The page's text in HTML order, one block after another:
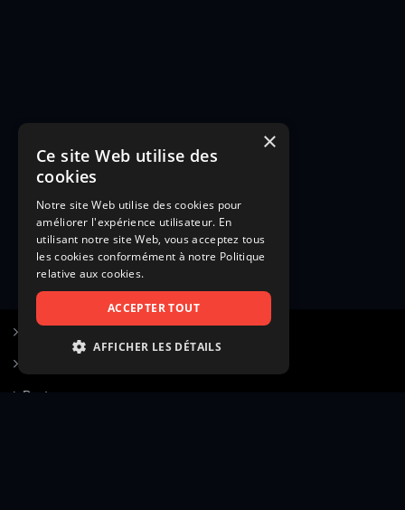
Poster une annonce
×
Ce site Web utilise des
cookies
Notre site Web utilise des cookies pour
améliorer l'expérience utilisateur. En
utilisant notre site Web, vous acceptez tous
les cookies conformément à notre Politique
relative aux cookies.
ACCEPTER TOUT
AFFICHER LES DÉTAILS